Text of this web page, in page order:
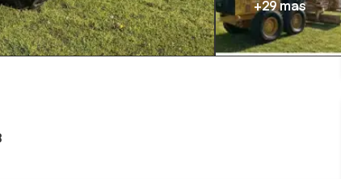
Motoniveladoras
Minicargadoras
Omitir cargadores
Raspadores
Remolques de
plataforma
Remolques de troncos
+29 mas